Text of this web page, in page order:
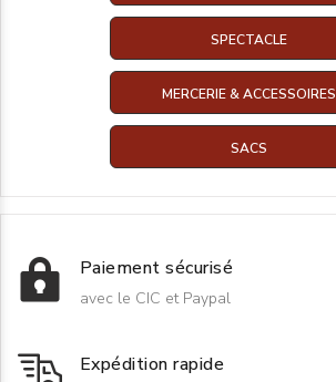
SPECTACLE
MERCERIE & ACCESSOIRES
SACS
Paiement sécurisé
avec le CIC et Paypal
Expédition rapide